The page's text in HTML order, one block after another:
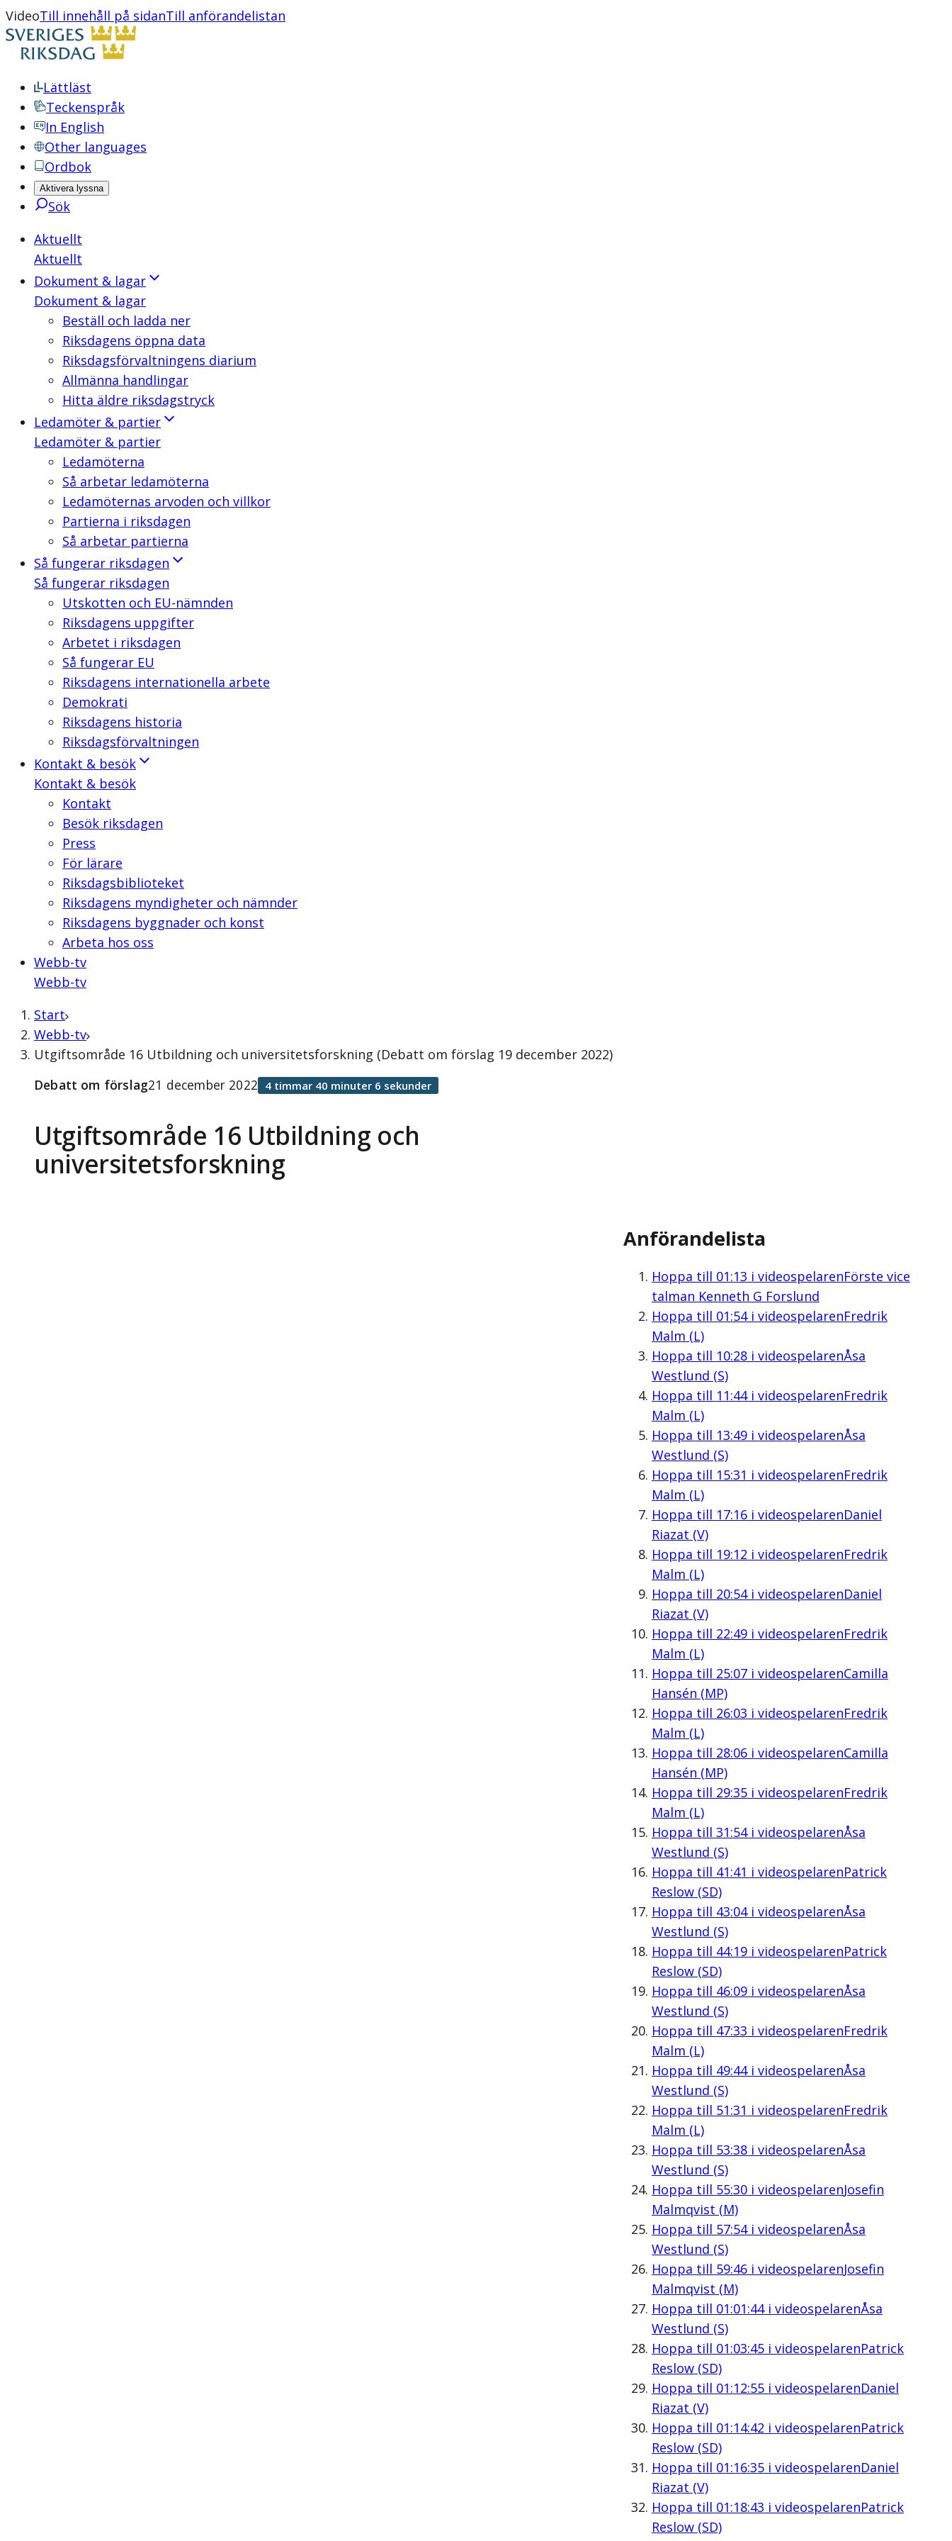
VideoTill innehåll på sidanTill anförandelistan
Lättläst
Teckenspråk
In English
Other languages
Ordbok
Aktivera lyssna
Sök
Aktuellt
Aktuellt
Dokument & lagar
Dokument & lagar
Beställ och ladda ner
Riksdagens öppna data
Riksdagsförvaltningens diarium
Allmänna handlingar
Hitta äldre riksdagstryck
Ledamöter & partier
Ledamöter & partier
Ledamöterna
Så arbetar ledamöterna
Ledamöternas arvoden och villkor
Partierna i riksdagen
Så arbetar partierna
Så fungerar riksdagen
Så fungerar riksdagen
Utskotten och EU-nämnden
Riksdagens uppgifter
Arbetet i riksdagen
Så fungerar EU
Riksdagens internationella arbete
Demokrati
Riksdagens historia
Riksdagsförvaltningen
Kontakt & besök
Kontakt & besök
Kontakt
Besök riksdagen
Press
För lärare
Riksdagsbiblioteket
Riksdagens myndigheter och nämnder
Riksdagens byggnader och konst
Arbeta hos oss
Webb-tv
Webb-tv
Start
Webb-tv
Utgiftsområde 16 Utbildning och universitetsforskning (Debatt om förslag 19 december 2022)
Utgiftsområde 16 Utbildning och
universitetsforskning
Debatt om förslag21 december 2022 4 timmar 40 minuter 6 sekunder
Anförandelista
Hoppa till 01:13 i videospelarenFörste vice
talman Kenneth G Forslund
Hoppa till 01:54i videospelarenFredrik
Malm (L)
Hoppa till 10:28i videospelarenÅsa
Westlund (S)
Hoppa till 11:44i videospelarenFredrik
Malm (L)
Hoppa till 13:49i videospelarenÅsa
Westlund (S)
Hoppa till 15:31 i videospelarenFredrik
Malm (L)
Hoppa till 17:16i videospelarenDaniel
Riazat (V)
Hoppa till 19:12 i videospelarenFredrik
Malm (L)
Hoppa till 20:54i videospelarenDaniel
Riazat (V)
Hoppa till 22:49i videospelarenFredrik
Malm (L)
Hoppa till 25:07i videospelarenCamilla
Hansén (MP)
Hoppa till 26:03 i videospelarenFredrik
Malm (L)
Hoppa till 28:06i videospelarenCamilla
Hansén (MP)
Hoppa till 29:35i videospelarenFredrik
Malm (L)
Hoppa till 31:54i videospelarenÅsa
Westlund (S)
Hoppa till 41:41 i videospelarenPatrick
Reslow (SD)
Hoppa till 43:04i videospelarenÅsa
Westlund (S)
Hoppa till 44:19i videospelarenPatrick
Reslow (SD)
Hoppa till 46:09i videospelarenÅsa
Westlund (S)
Hoppa till 47:33 i videospelarenFredrik
Malm (L)
Hoppa till 49:44i videospelarenÅsa
Westlund (S)
Hoppa till 51:31 i videospelarenFredrik
Malm (L)
Hoppa till 53:38i videospelarenÅsa
Westlund (S)
Hoppa till 55:30i videospelarenJosefin
Malmqvist (M)
Hoppa till 57:54i videospelarenÅsa
Westlund (S)
Hoppa till 59:46i videospelarenJosefin
Malmqvist (M)
Hoppa till 01:01:44i videospelarenÅsa
Westlund (S)
Hoppa till 01:03:45i videospelarenPatrick
Reslow (SD)
Hoppa till 01:12:55i videospelarenDaniel
Riazat (V)
Hoppa till 01:14:42 i videospelarenPatrick
Reslow (SD)
Hoppa till 01:16:35i videospelarenDaniel
Riazat (V)
Hoppa till 01:18:43 i videospelarenPatrick
Reslow (SD)